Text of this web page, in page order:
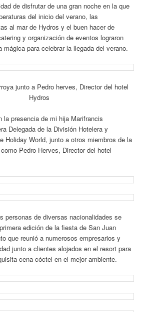
de disfrutar de una gran noche en la que
del inicio del verano, las
al mar de Hydros y el buen hacer de
y organización de eventos lograron
mágica para celebrar la llegada del verano.
junto a Pedro herves, Director del hotel
Hydros
la presencia de mi hija Marifrancis
Delegada de la División Hotelera y
Holiday World, junto a otros miembros de la
Pedro Herves, Director del hotel
personas de diversas nacionalidades se
edición de la fiesta de San Juan
que reunió a numerosos empresarios y
junto a clientes alojados en el resort para
cena cóctel en el mejor ambiente.